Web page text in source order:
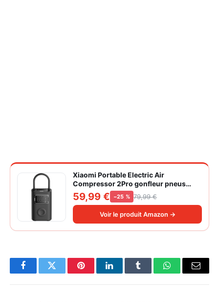
Xiaomi Portable Electric Air
Compressor 2Pro gonfleur pneus
voiture | ±1PSI Contrôle pression
pneus, 45s gonflage rapide, batterie
longue durée, avec éclairage, grand
cylindre à air 27 mm
59,99 € −25 % 79,99 €
Voir le produit Amazon →
FacebookTwitter PinterestLinkedInTumblr WhatsAppEmail